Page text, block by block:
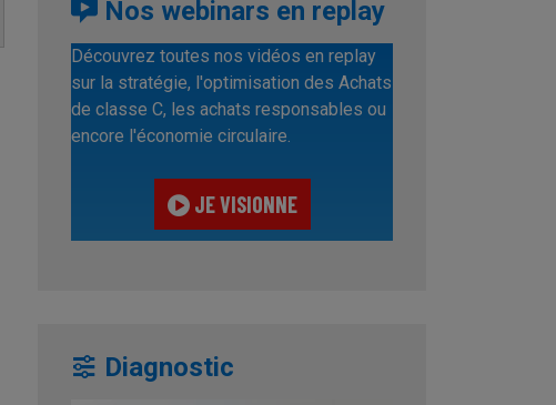
Nos webinars en replay
Découvrez toutes nos vidéos en replay
sur la stratégie, l'optimisation des Achats
de classe C, les achats responsables ou
encore l'économie circulaire.
JE VISIONNE
Diagnostic